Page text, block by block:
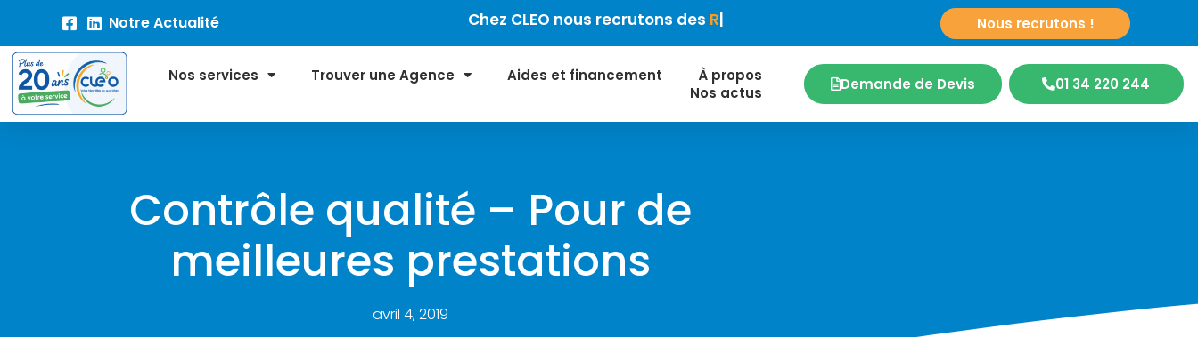
Notre Actualité Chez CLEO nous recrutons desResponsable de dév Nous recrutons !
Nos services Trouver une Agence Aides et financement
À propos
Nos actus
Demande de Devis 01 34 220 244
Contrôle qualité – Pour de
meilleures prestations
avril 4, 2019